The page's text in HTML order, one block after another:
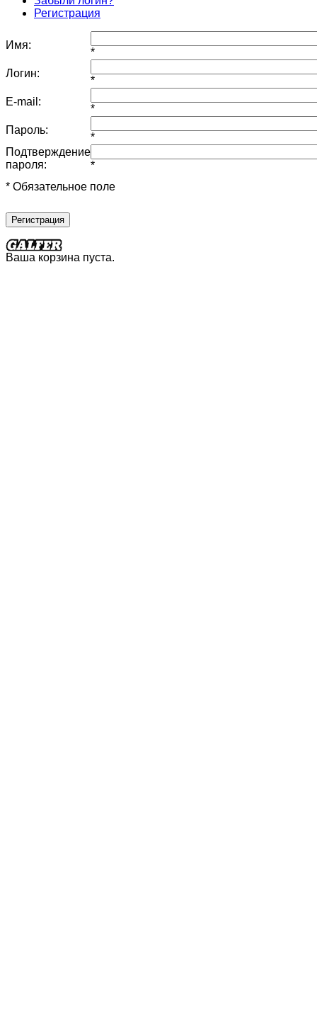
Регистрация
Имя:
*
Логин:
*
E-mail:
*
Пароль:
*
Подтверждение
пароля:
*
* Обязательное поле
Регистрация
Ваша корзина пуста.